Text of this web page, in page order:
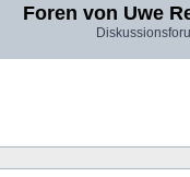
Foren von Uwe